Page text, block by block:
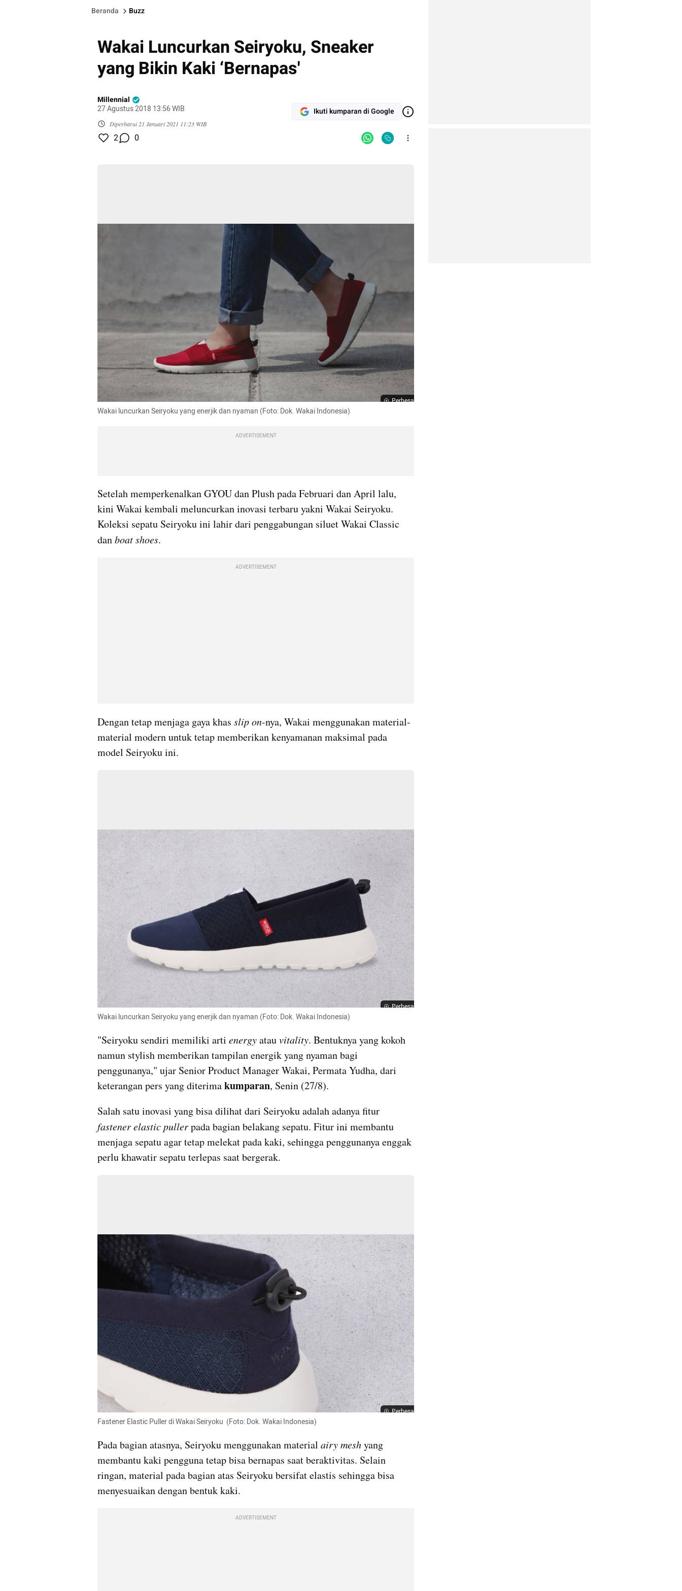
Beranda Buzz
Wakai Luncurkan Seiryoku, Sneaker
yang Bikin Kaki ‘Bernapas'
Millennial
27 Agustus 2018 13:56 WIB
Diperbarui21 Januari 2021 11:23 WIB
Ikuti kumparan di Google
2 0
Perbesar
Wakai luncurkan Seiryoku yang enerjik dan nyaman (Foto: Dok. Wakai Indonesia)
ADVERTISEMENT
Setelah memperkenalkan GYOU dan Plush pada Februari dan April lalu,
kini Wakai kembali meluncurkan inovasi terbaru yakni Wakai Seiryoku.
Koleksi sepatu Seiryoku ini lahir dari penggabungan siluet Wakai Classic
dan boat shoes.
ADVERTISEMENT
Dengan tetap menjaga gaya khas slip on-nya, Wakai menggunakan material-
material modern untuk tetap memberikan kenyamanan maksimal pada
model Seiryoku ini.
Perbesar
Wakai luncurkan Seiryoku yang enerjik dan nyaman (Foto: Dok. Wakai Indonesia)
"Seiryoku sendiri memiliki arti energy atau vitality. Bentuknya yang kokoh
namun stylish memberikan tampilan energik yang nyaman bagi
penggunanya," ujar Senior Product Manager Wakai, Permata Yudha, dari
keterangan pers yang diterima kumparan, Senin (27/8).
fastener elastic puller pada bagian belakang sepatu. Fitur ini membantu
menjaga sepatu agar tetap melekat pada kaki, sehingga penggunanya enggak
perlu khawatir sepatu terlepas saat bergerak.
Perbesar
Fastener Elastic Puller di Wakai Seiryoku  (Foto: Dok. Wakai Indonesia)
Pada bagian atasnya, Seiryoku menggunakan material airy mesh yang
membantu kaki pengguna tetap bisa bernapas saat beraktivitas. Selain
ringan, material pada bagian atas Seiryoku bersifat elastis sehingga bisa
menyesuaikan dengan bentuk kaki.
ADVERTISEMENT